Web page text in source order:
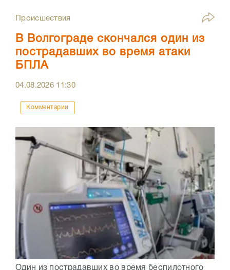
Происшествия
В Волгограде скончался один из
пострадавших во время атаки
БПЛА
04.08.2026 11:30
Комментарии
Один из пострадавших во время беспилотного